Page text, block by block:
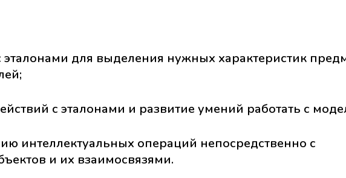
эталонами для выделения нужных характеристик
с эталонами и развитие умений работать с
интеллектуальных операций непосредственно с
и их взаимосвязями.